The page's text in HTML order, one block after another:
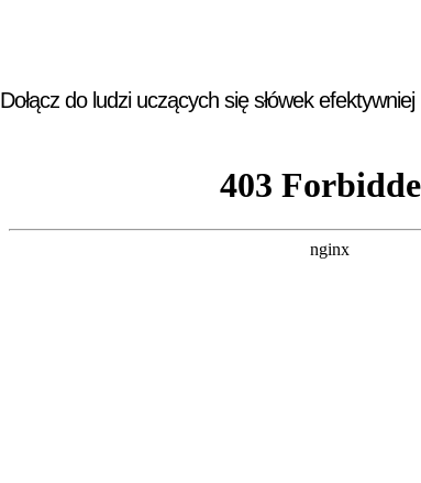
Dołącz do ludzi uczących się słówek efektywniej